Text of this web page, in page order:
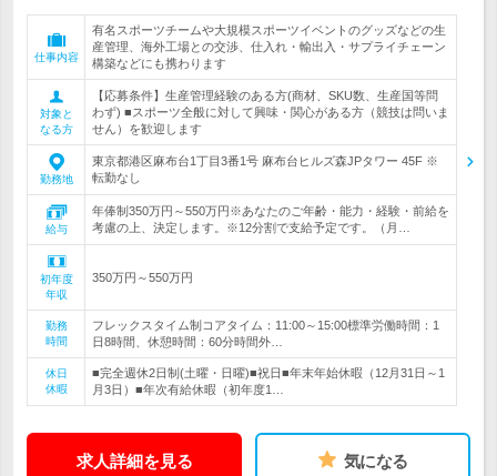
仕事内容
有名スポーツチームや大規模スポーツイベントのグッズなどの生
産管理、海外工場との交渉、仕入れ・輸出入・サプライチェーン
構築などにも携わります
対象と
なる方
【応募条件】生産管理経験のある方(商材、SKU数、生産国等問
わず) ■スポーツ全般に対して興味・関心がある方（競技は問いま
せん）を歓迎します
勤務地
東京都港区麻布台1丁目3番1号 麻布台ヒルズ森JPタワー 45F ※
転勤なし
給与
年俸制350万円～550万円※あなたのご年齢・能力・経験・前給を
考慮の上、決定します。※12分割で支給予定です。（月…
初年度
年収
350万円～550万円
勤務
時間
フレックスタイム制コアタイム：11:00～15:00標準労働時間：1
日8時間、休憩時間：60分時間外…
休日
休暇
■完全週休2日制(土曜・日曜)■祝日■年末年始休暇（12月31日～1
月3日）■年次有給休暇（初年度1…
求人詳細を見る 気になる